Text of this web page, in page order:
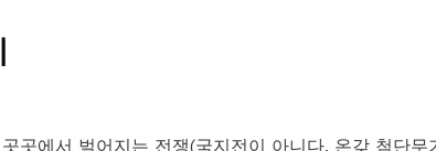
곳에서 벌어지는 전쟁(국지전이 아니다. 온갖 첨단무